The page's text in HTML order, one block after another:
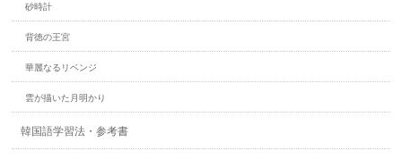
砂時計
背徳の王宮
華麗なるリベンジ
雲が描いた月明かり
韓国語学習法・参考書